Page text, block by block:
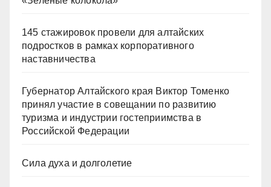
145 стажировок провели для алтайских
подростков в рамках корпоративного
наставничества
Губернатор Алтайского края Виктор Томенко
принял участие в совещании по развитию
туризма и индустрии гостеприимства в
Российской Федерации
Сила духа и долголетие